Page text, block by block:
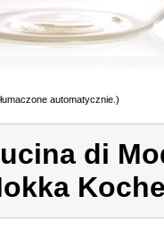
automatycznie.)
di